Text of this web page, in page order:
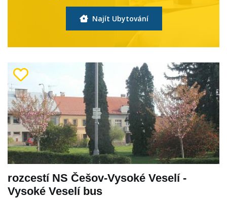
Najít Ubytování
rozcestí NS Češov-Vysoké Veselí -
Vysoké Veselí bus